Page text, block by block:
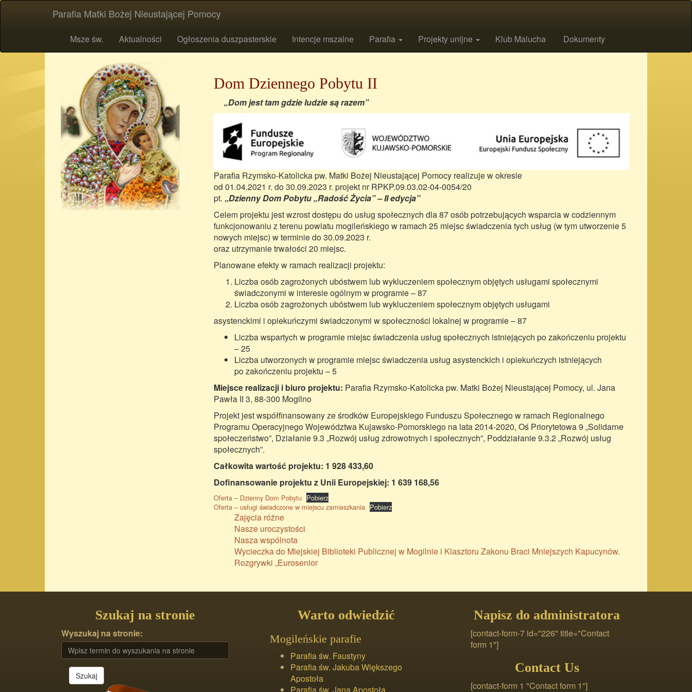
Parafia Matki Bożej Nieustającej Pomocy
Msze św. Aktualności Ogłoszenia duszpasterskie Intencje mszalne Parafia Projekty unijne Klub Malucha Dokumenty
Dom Dziennego Pobytu II
„Dom jest tam gdzie ludzie są razem”
Parafia Rzymsko-Katolicka pw. Matki Bożej Nieustającej Pomocy realizuje w okresie
od 01.04.2021 r. do 30.09.2023 r. projekt nr RPKP.09.03.02-04-0054/20
pt. „Dzienny Dom Pobytu „Radość Życia” – II edycja”
Celem projektu jest wzrost dostępu do usług społecznych dla 87 osób potrzebujących wsparcia w codziennym
funkcjonowaniu z terenu powiatu mogileńskiego w ramach 25 miejsc świadczenia tych usług (w tym utworzenie 5
nowych miejsc) w terminie do 30.09.2023 r.
oraz utrzymanie trwałości 20 miejsc.
Planowane efekty w ramach realizacji projektu:
Liczba osób zagrożonych ubóstwem lub wykluczeniem społecznym objętych usługami społecznymi
świadczonymi w interesie ogólnym w programie – 87
Liczba osób zagrożonych ubóstwem lub wykluczeniem społecznym objętych usługami
asystenckimi i opiekuńczymi świadczonymi w społeczności lokalnej w programie – 87
Liczba wspartych w programie miejsc świadczenia usług społecznych istniejących po zakończeniu projektu
– 25
Liczba utworzonych w programie miejsc świadczenia usług asystenckich i opiekuńczych istniejących
po zakończeniu projektu – 5
Miejsce realizacji i biuro projektu: Parafia Rzymsko-Katolicka pw. Matki Bożej Nieustającej Pomocy, ul. Jana
Pawła II 3, 88-300 Mogilno
Projekt jest współfinansowany ze środków Europejskiego Funduszu Społecznego w ramach Regionalnego
Programu Operacyjnego Województwa Kujawsko-Pomorskiego na lata 2014-2020, Oś Priorytetowa 9 „Solidarne
społeczeństwo”, Działanie 9.3 „Rozwój usług zdrowotnych i społecznych”, Poddziałanie 9.3.2 „Rozwój usług
społecznych”.
Całkowita wartość projektu: 1 928 433,60
Dofinansowanie projektu z Unii Europejskiej: 1 639 168,56
Oferta – Dzienny Dom Pobytu Pobierz
Oferta – usługi świadczone w miejscu zamieszkania Pobierz
Zajęcia różne
Nasze uroczystości
Nasza wspólnota
Wycieczka do Miejskiej Biblioteki Publicznej w Mogilnie i Klasztoru Zakonu Braci Mniejszych Kapucynów.
Rozgrywki „Eurosenior
Szukaj na stronie
Wyszukaj na stronie:
Szukaj
Warto odwiedzić
Mogileńskie parafie
Parafia św. Faustyny
Parafia św. Jakuba Większego
Apostoła
Napisz do administratora
[contact-form-7 id="226" title="Contact
form 1"]
Contact Us
[contact-form 1 "Contact form 1"]